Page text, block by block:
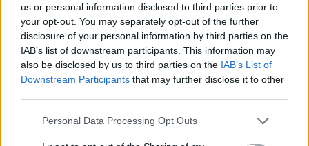
us or personal information disclosed to third parties prior to
your opt-out. You may separately opt-out of the further
disclosure of your personal information by third parties on the
IAB’s list of downstream participants. This information may
also be disclosed by us to third parties on the IAB’s List of
Downstream Participants that may further disclose it to other
Personal Data Processing Opt Outs
yra padaryta klaida, ir mes iš tų klaidų
mokomės, ir manau, kad tikrai tai neturėtų
pasikartoti“, – portaluiLrytaskomentavo
R.Motuzas.